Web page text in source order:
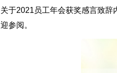
关于2021员工年会获奖感言致
迎参阅。